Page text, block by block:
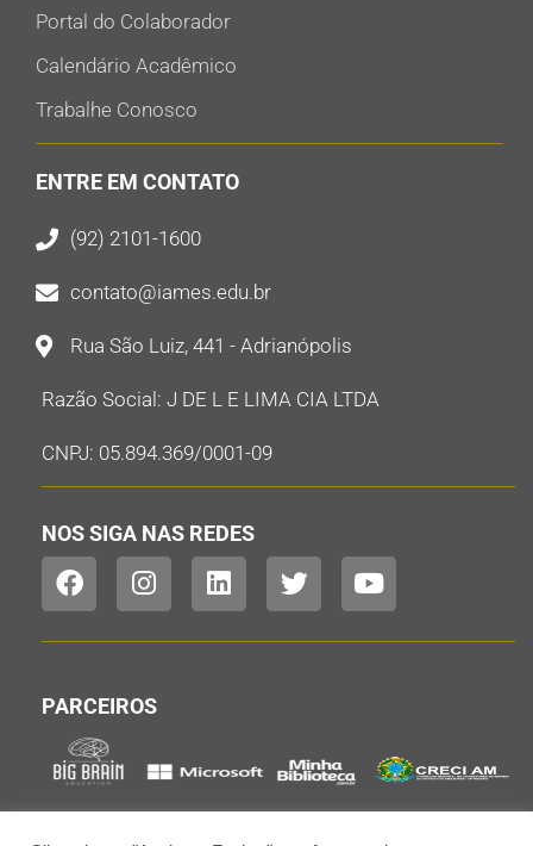
Portal do Colaborador
Calendário Acadêmico
Trabalhe Conosco
ENTRE EM CONTATO
(92) 2101-1600
contato@iames.edu.br
Rua São Luiz, 441 - Adrianópolis
Razão Social: J DE L E LIMA CIA LTDA
CNPJ: 05.894.369/0001-09
NOS SIGA NAS REDES
PARCEIROS